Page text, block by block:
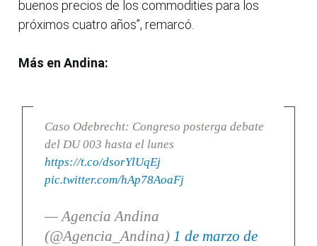
buenos precios de los commodities para los
próximos cuatro años”, remarcó.
Más en Andina:
Caso Odebrecht: Congreso posterga debate
del DU 003 hasta el lunes
https://t.co/dsorYlUqEj
pic.twitter.com/hAp78AoaFj
— Agencia Andina
(@Agencia_Andina) 1 de marzo de